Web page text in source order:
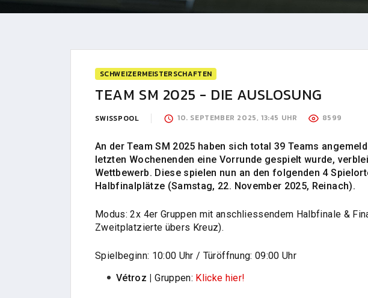
SCHWEIZERMEISTERSCHAFTEN
TEAM SM 2025 - DIE AUSLOSUNG
SWISSPOOL 10. SEPTEMBER 2025, 13:45 UHR 8599
An der Team SM 2025 haben sich total 39 Teams
letzten Wochenenden eine Vorrunde gespielt wurde,
Wettbewerb. Diese spielen nun an den folgenden 4
Halbfinalplätze (Samstag, 22. November 2025, Reinach).
Modus: 2x 4er Gruppen mit anschliessendem Halbfinale &
Zweitplatzierte übers Kreuz).
Spielbeginn: 10:00 Uhr / Türöffnung: 09:00 Uhr
Vétroz |Gruppen: Klicke hier!